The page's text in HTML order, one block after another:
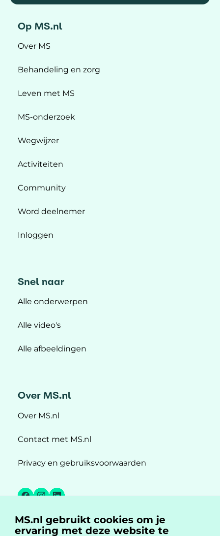
Op MS.nl
Over MS
Behandeling en zorg
Leven met MS
MS-onderzoek
Wegwijzer
Activiteiten
Community
Word deelnemer
Inloggen
Snel naar
Alle onderwerpen
Alle video's
Alle afbeeldingen
Over MS.nl
Over MS.nl
Contact met MS.nl
Privacy en gebruiksvoorwaarden
Facebook
Instagram
LinkedIn
MS.nl is een initiatief van:
MS.nl gebruikt cookies om je
ervaring met deze website te